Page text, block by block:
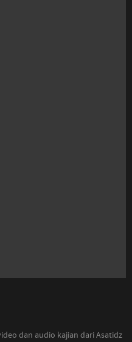
dan audio kajian dari Asatidz